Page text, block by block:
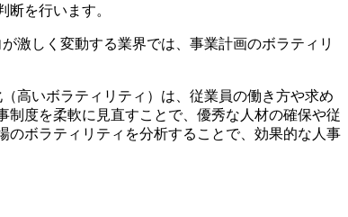
を行います。
激しく変動する業界では、事業計画のボラティリ
高いボラティリティ）は、従業員の働き方や求め
度を柔軟に見直すことで、優秀な人材の確保や従
ボラティリティを分析することで、効果的な人事